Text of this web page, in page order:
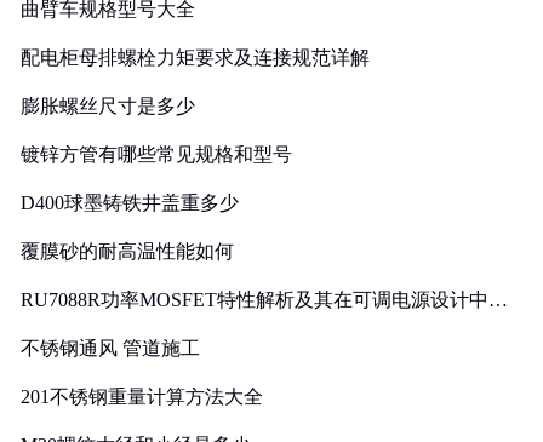
曲臂车规格型号大全
配电柜母排螺栓力矩要求及连接规范详解
膨胀螺丝尺寸是多少
镀锌方管有哪些常见规格和型号
D400球墨铸铁井盖重多少
覆膜砂的耐高温性能如何
RU7088R功率MOSFET特性解析及其在可调电源设计中的
不锈钢通风 管道施工
201不锈钢重量计算方法大全